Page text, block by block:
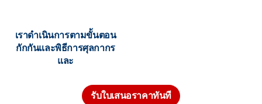
เราดำเนินการตามขั้นตอน
กักกันและพิธีการศุลกากร
และ
รับใบเสนอราคาทันที